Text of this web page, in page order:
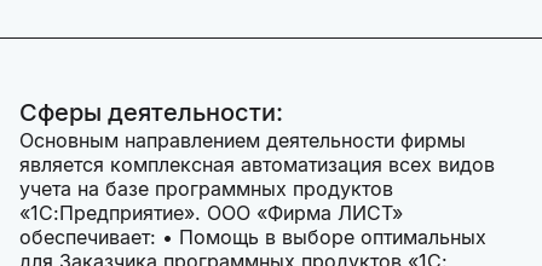
Сферы деятельности:
Основным направлением деятельности фирмы
является комплексная автоматизация всех видов
учета на базе программных продуктов
«1С:Предприятие». ООО «Фирма ЛИСТ»
обеспечивает: • Помощь в выборе оптимальных
для Заказчика программных продуктов «1С: